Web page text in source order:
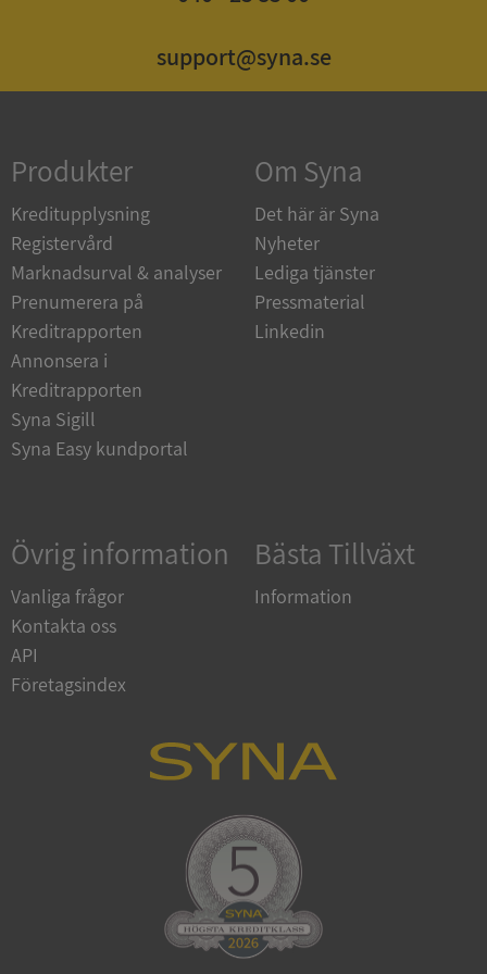
support@syna.se
Produkter
Kreditupplysning
Registervård
Marknadsurval & analyser
Prenumerera på
Kreditrapporten
Annonsera i
Kreditrapporten
Syna Sigill
Syna Easy kundportal
Om Syna
Det här är Syna
Nyheter
Lediga tjänster
Pressmaterial
Linkedin
Övrig information
Vanliga frågor
Kontakta oss
API
Företagsindex
Bästa Tillväxt
Information
kärnwebbplatsfunktioner som användarinloggning
och kontohantering. Webbplatsen kan inte
användas ordentligt utan strikt nödvändiga cookies.
Namn
Leverantör
Domän
__RequestVerificationToken
Microsoft
Corporation
de.syna.se
.youtube.com
de.syna.se
Google
Privacy Policy